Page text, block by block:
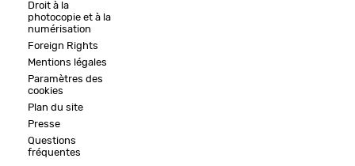
Droit à la
photocopie et à la
numérisation
Foreign Rights
Mentions légales
Paramètres des
cookies
Plan du site
Presse
Questions
fréquentes